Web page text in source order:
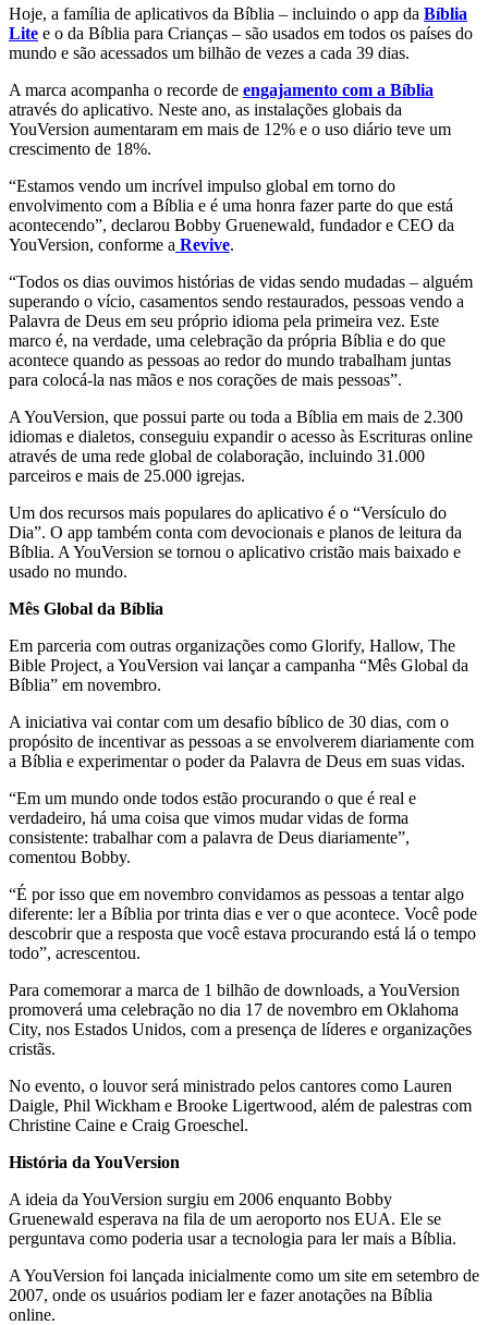
Hoje, a família de aplicativos da Bíblia – incluindo o app da Bíblia
Lite e o da Bíblia para Crianças – são usados em todos os países do
mundo e são acessados um bilhão de vezes a cada 39 dias.
A marca acompanha o recorde de engajamento com a Bíblia
através do aplicativo. Neste ano, as instalações globais da
YouVersion aumentaram em mais de 12% e o uso diário teve um
crescimento de 18%.
“Estamos vendo um incrível impulso global em torno do
envolvimento com a Bíblia e é uma honra fazer parte do que está
acontecendo”, declarou Bobby Gruenewald, fundador e CEO da
YouVersion, conforme a Revive.
“Todos os dias ouvimos histórias de vidas sendo mudadas – alguém
superando o vício, casamentos sendo restaurados, pessoas vendo a
Palavra de Deus em seu próprio idioma pela primeira vez. Este
marco é, na verdade, uma celebração da própria Bíblia e do que
acontece quando as pessoas ao redor do mundo trabalham juntas
para colocá-la nas mãos e nos corações de mais pessoas”.
A YouVersion, que possui parte ou toda a Bíblia em mais de 2.300
idiomas e dialetos, conseguiu expandir o acesso às Escrituras online
através de uma rede global de colaboração, incluindo 31.000
parceiros e mais de 25.000 igrejas.
Um dos recursos mais populares do aplicativo é o “Versículo do
Dia”. O app também conta com devocionais e planos de leitura da
Bíblia. A YouVersion se tornou o aplicativo cristão mais baixado e
usado no mundo.
Mês Global da Bíblia
Em parceria com outras organizações como Glorify, Hallow, The
Bible Project, a YouVersion vai lançar a campanha “Mês Global da
Bíblia” em novembro.
A iniciativa vai contar com um desafio bíblico de 30 dias, com o
propósito de incentivar as pessoas a se envolverem diariamente com
a Bíblia e experimentar o poder da Palavra de Deus em suas vidas.
“Em um mundo onde todos estão procurando o que é real e
verdadeiro, há uma coisa que vimos mudar vidas de forma
consistente: trabalhar com a palavra de Deus diariamente”,
comentou Bobby.
“É por isso que em novembro convidamos as pessoas a tentar algo
diferente: ler a Bíblia por trinta dias e ver o que acontece. Você pode
descobrir que a resposta que você estava procurando está lá o tempo
todo”, acrescentou.
Para comemorar a marca de 1 bilhão de downloads, a YouVersion
promoverá uma celebração no dia 17 de novembro em Oklahoma
City, nos Estados Unidos, com a presença de líderes e organizações
cristãs.
No evento, o louvor será ministrado pelos cantores como Lauren
Daigle, Phil Wickham e Brooke Ligertwood, além de palestras com
Christine Caine e Craig Groeschel.
História da YouVersion
A ideia da YouVersion surgiu em 2006 enquanto Bobby
Gruenewald esperava na fila de um aeroporto nos EUA. Ele se
perguntava como poderia usar a tecnologia para ler mais a Bíblia.
A YouVersion foi lançada inicialmente como um site em setembro de
2007, onde os usuários podiam ler e fazer anotações na Bíblia
online.